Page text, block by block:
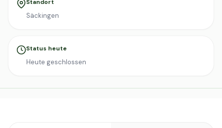
Standort
Säckingen
Status heute
Heute geschlossen